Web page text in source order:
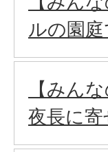
ルの園
【みん
夜長に寄